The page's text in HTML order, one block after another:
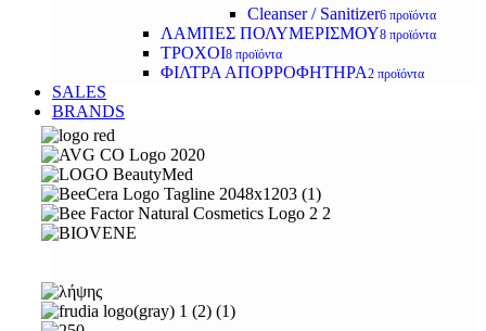
Cleanser / Sanitizer6 προϊόντα
ΛΑΜΠΕΣ ΠΟΛΥΜΕΡΙΣΜΟΥ8 προϊόντα
ΤΡΟΧΟΙ8 προϊόντα
ΦΙΛΤΡΑ ΑΠΟΡΡΟΦΗΤΗΡΑ2 προϊόντα
SALES
BRANDS